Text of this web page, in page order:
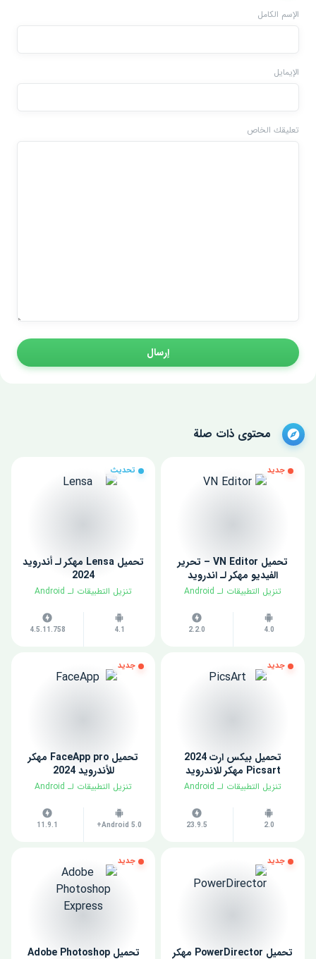
الإسم الكامل
الإيمايل
تعليقك الخاص
إرسال
محتوى ذات صلة
جديد
تحميل VN Editor – تحرير
الفيديو مهكر لـ اندرويد
​تنزيل التطبيقات لـ ​Android
4.0
2.2.0
تحديث
تحميل Lensa مهكر لـ أندرويد
2024
​تنزيل التطبيقات لـ ​Android
4.1
4.5.11.758
جديد
تحميل بيكس ارت 2024
Picsart مهكر للاندرويد
​تنزيل التطبيقات لـ ​Android
2.0
23.9.5
جديد
تحميل FaceApp pro مهكر
للأندرويد 2024
​تنزيل التطبيقات لـ ​Android
Android 5.0+
11.9.1
جديد
تحميل PowerDirector مهكر
جديد
تحميل Adobe Photoshop